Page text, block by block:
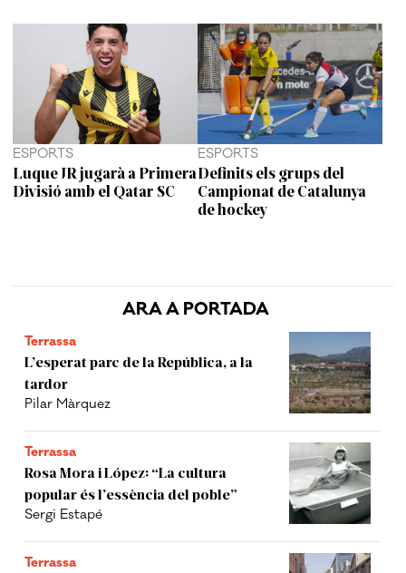
ARA A PORTADA
Terrassa
L’esperat parc de la República, a la
tardor
Pilar Màrquez
Terrassa
Rosa Mora i López: “La cultura
popular és l’essència del poble”
Sergi Estapé
Terrassa
ESPORTS
Luque JR jugarà a Primera
Divisió amb el Qatar SC
ESPORTS
Definits els grups del
Campionat de Catalunya
de hockey